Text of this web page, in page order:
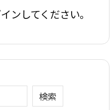
ンしてください。
検索